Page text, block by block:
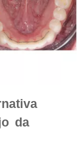
da